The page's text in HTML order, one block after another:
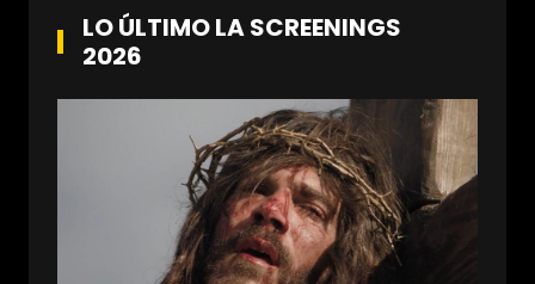
LO ÚLTIMO LA SCREENINGS
2026